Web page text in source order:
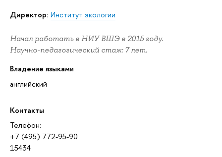
Директор: Институт экологии
Начал работать в НИУ ВШЭ в 2015 году.
Научно-педагогический стаж: 7 лет.
Владение языками
английский
Контакты
Телефон:
+7 (495) 772-95-90
15434